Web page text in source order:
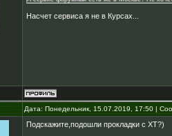
Насчет сервиса я не в Курсах...
Дата: Понедельник, 15.07.2019, 17:50 |
Подскажите,подошли прокладки с XT?)